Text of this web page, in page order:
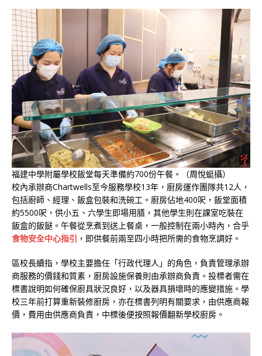
福建中學附屬學校飯堂每天準備約700份午餐。（周悅蜓攝）
校內承辦商Chartwells至今服務學校13年，廚房運作團隊共12人，
包括廚師、經理、飯盒包裝和洗碗工。廚房佔地400呎，飯堂面積
約5500呎，供小五、六學生即場用膳，其他學生則在課室吃裝在
飯盒的飯餸。午餐從烹煮到送上餐桌，一般控制在兩小時內，合乎
食物安全中心指引 ，即供餐前兩至四小時把所需的食物烹調好。
區校長續指，學校主要擔任「行政代理人」的角色，負責管理承辦
商服務的價錢和質素，廚房設施保養則由承辦商負責。投標者需在
標書說明如何確保廚具狀況良好，以及器具損壞時的應變措施。學
校三年前打算重新裝修廚房，亦在標書列明有關要求，由供應商報
價，費用由供應商負責，中標後便按照報價翻新學校廚房。